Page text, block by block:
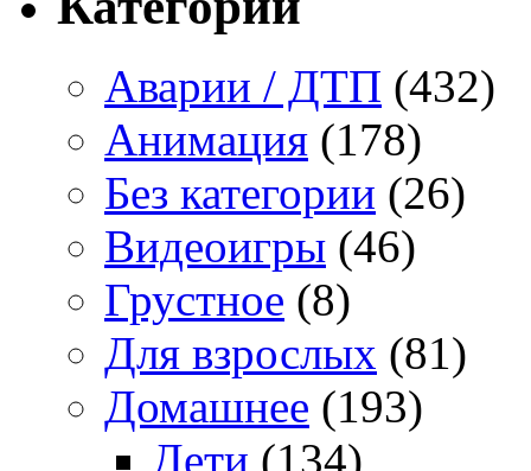
Аварии / ДТП (432)
Анимация (178)
Без категории (26)
Видеоигры (46)
Грустное (8)
Для взрослых (81)
Домашнее (193)
Дети (134)